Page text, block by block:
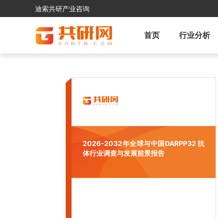
迪索共研产业咨询
首页 行业分析
2026-2032年全球与中国DARPP32 抗
体行业调查与发展前景报告